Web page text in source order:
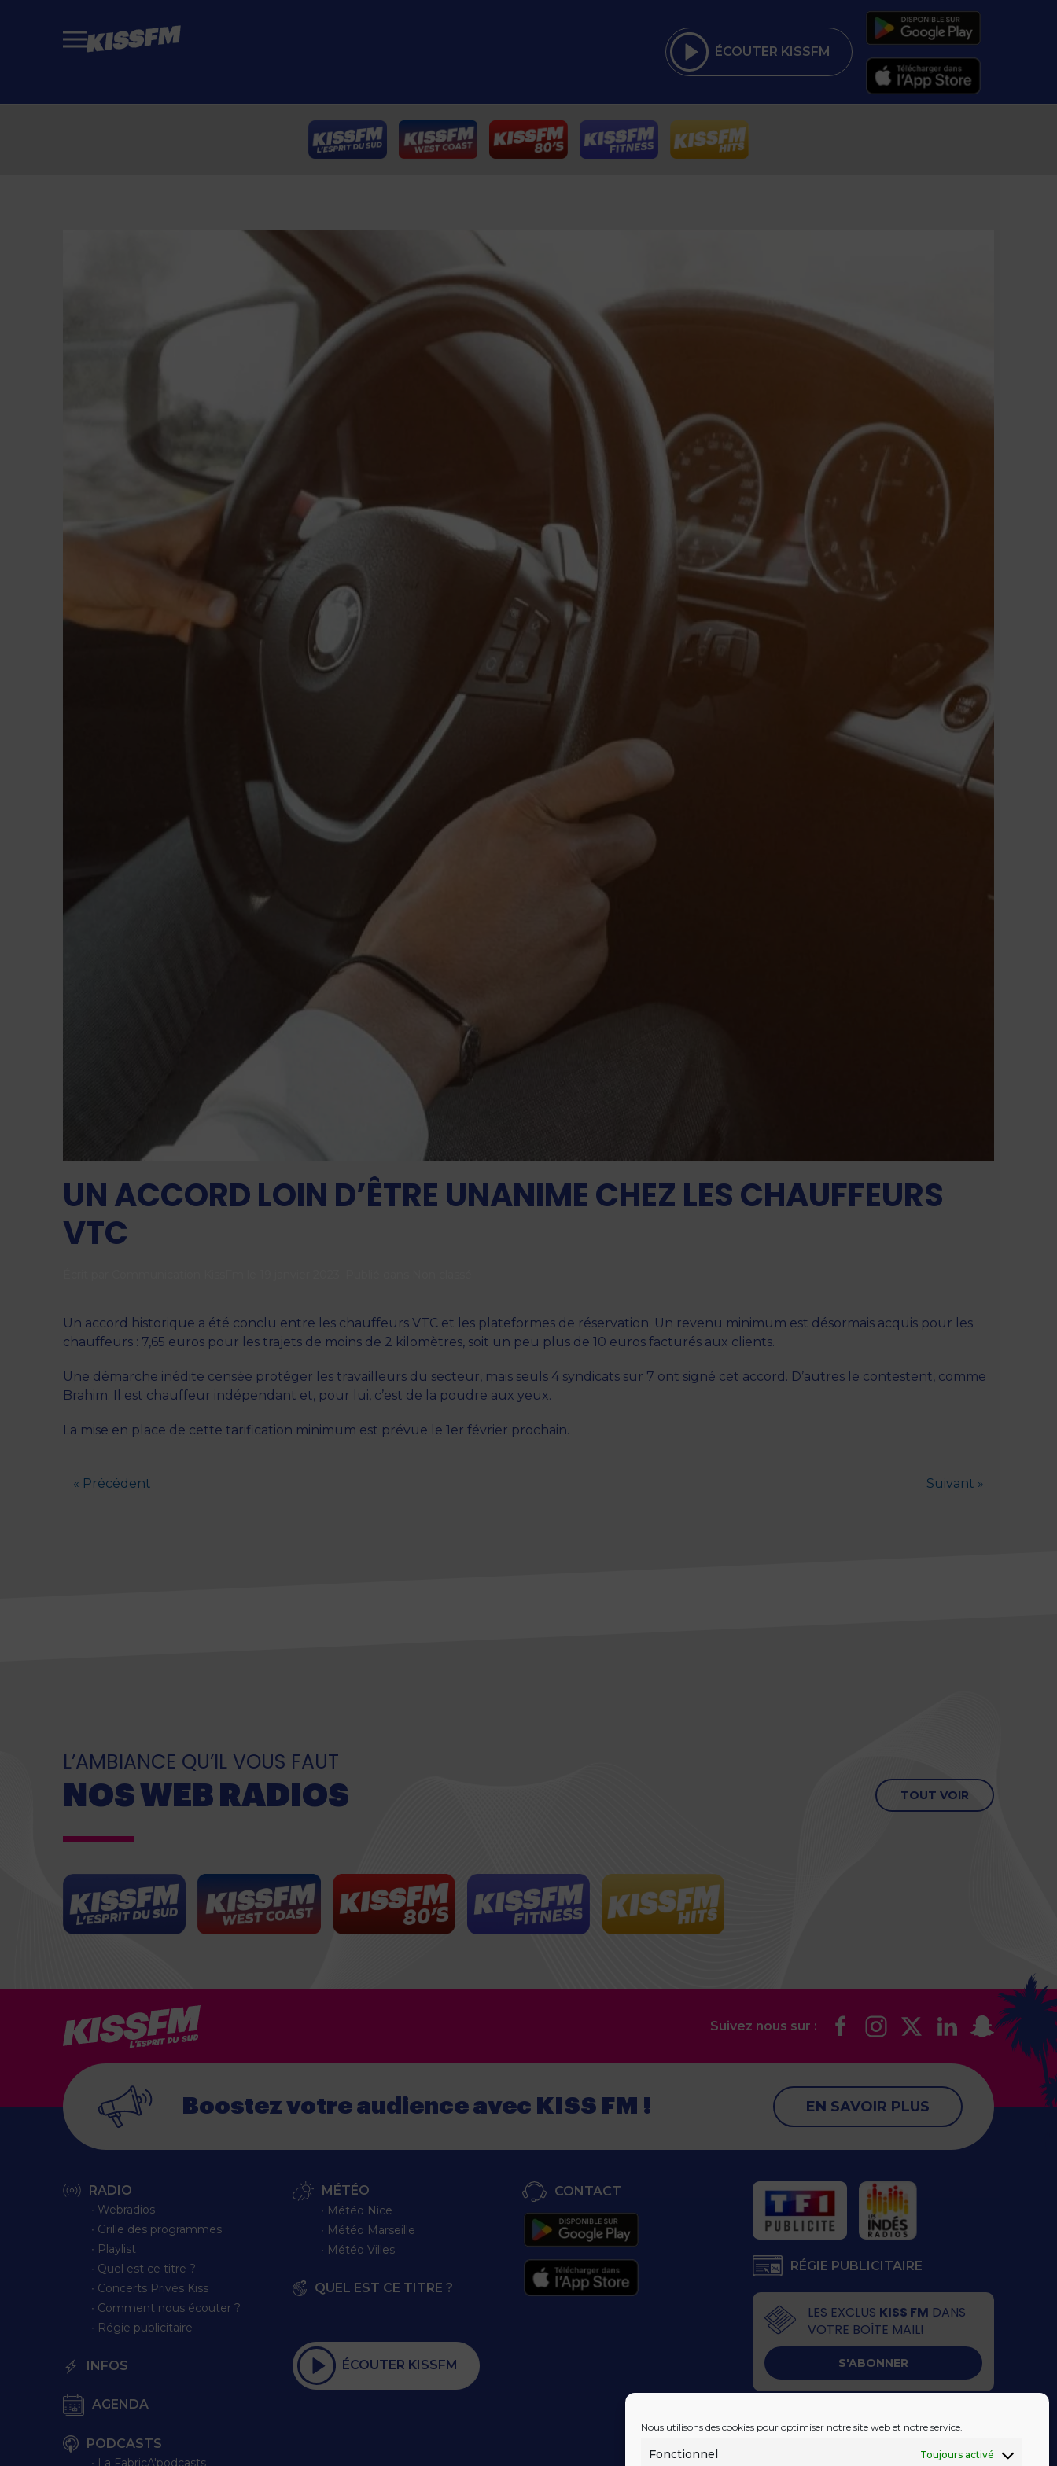
Nous utilisons des cookies pour optimiser notre site web et notre service.
Fonctionnel Toujours activé
Passer au contenu principal ÉCOUTER KISSFM
UN ACCORD LOIN D’ÊTRE UNANIME CHEZ LES CHAUFFEURS
VTC
Un accord historique a été conclu entre les chauffeurs VTC et les plateformes de réservation. Un revenu minimum est désormais acquis pour les
chauffeurs : 7,65 euros pour les trajets de moins de 2 kilomètres, soit un peu plus de 10 euros facturés aux clients.
Une démarche inédite censée protéger les travailleurs du secteur, mais seuls 4 syndicats sur 7 ont signé cet accord. D’autres le contestent, comme
Brahim. Il est chauffeur indépendant et, pour lui, c’est de la poudre aux yeux.
La mise en place de cette tarification minimum est prévue le 1er février prochain.
« Précédent Suivant »
L’AMBIANCE QU’IL VOUS FAUT
NOS WEB RADIOS TOUT VOIR
Suivez nous sur :
Boostez votre audience avec KISS FM ! EN SAVOIR PLUS
RADIO
∙ Webradios
∙ Grille des programmes
∙ Playlist
∙ Quel est ce titre ?
∙ Concerts Privés Kiss
∙ Comment nous écouter ?
∙ Régie publicitaire
INFOS
AGENDA
PODCASTS
∙ La FabricA'podcasts
MÉTÉO
∙ Météo Nice
∙ Météo Marseille
∙ Météo Villes
QUEL EST CE TITRE ?
ÉCOUTER KISSFM
CONTACT
RÉGIE PUBLICITAIRE
LES EXCLUS KISS FM DANS
VOTRE BOÎTE MAIL!
S'ABONNER